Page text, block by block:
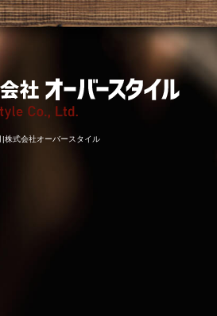
株式会社オーバースタイル